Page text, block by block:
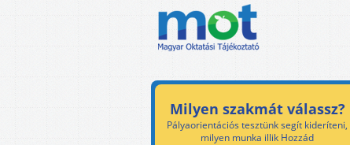
Milyen szakmát válassz?
Pályaorientációs tesztünk segít kideríteni,
milyen munka illik Hozzád